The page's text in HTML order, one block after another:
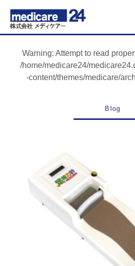
Warning: Attempt to read
/home/medicare24/
-content/themes/medicare/